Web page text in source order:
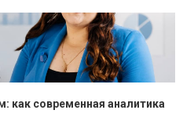
как современная аналитика